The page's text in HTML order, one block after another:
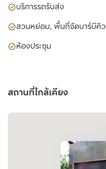
บริการรถรับส่ง
สวนหย่อม, พื้นที่จัดบาร์บีคิว
ห้องประชุม
สถานที่ใกล้เคียง